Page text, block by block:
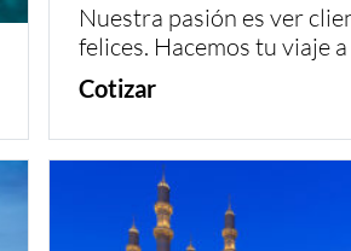
Nuestra pasión es ver
felices. Hacemos tu viaje
Cotizar